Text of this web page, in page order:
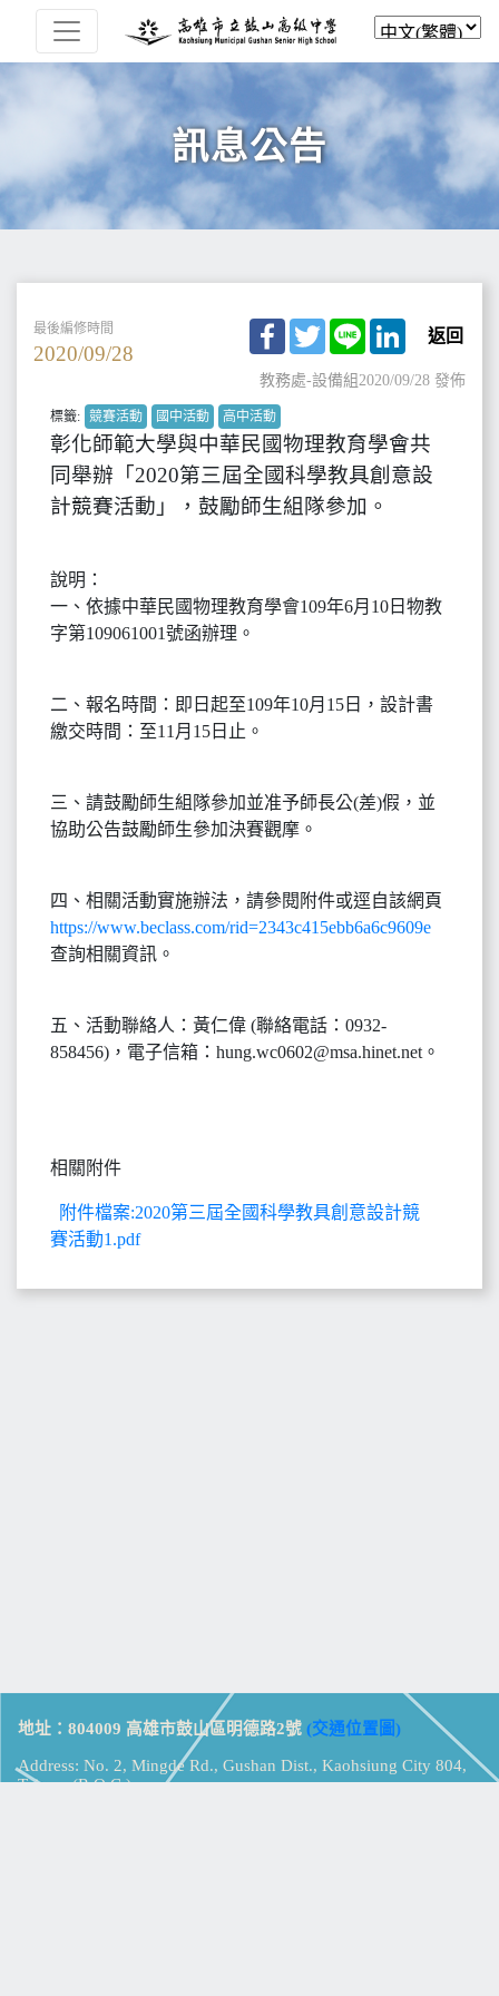
訊息公告
最後編修時間
2020/09/28
Facebook
TwitterLine LinkedIn
返回
教務處-設備組2020/09/28 發佈
標籤: 競賽活動 國中活動 高中活動
彰化師範大學與中華民國物理教育學會共
同舉辦「2020第三屆全國科學教具創意設
計競賽活動」，鼓勵師生組隊參加。
說明：
一、依據中華民國物理教育學會109年6月10日物教
字第109061001號函辦理。
二、報名時間：即日起至109年10月15日，設計書
繳交時間：至11月15日止。
三、請鼓勵師生組隊參加並准予師長公(差)假，並
協助公告鼓勵師生參加決賽觀摩。
四、相關活動實施辦法，請參閱附件或逕自該網頁
https://www.beclass.com/rid=2343c415ebb6a6c9609e
查詢相關資訊。
五、活動聯絡人：黃仁偉 (聯絡電話：0932-
858456)，電子信箱：hung.wc0602@msa.hinet.net。
相關附件
附件檔案:2020第三屆全國科學教具創意設計競
賽活動1.pdf
地址：804009 高雄市鼓山區明德路2號 (交通位置圖)
Address: No. 2, Mingde Rd., Gushan Dist., Kaohsiung City 804,
Taiwan (R.O.C.)